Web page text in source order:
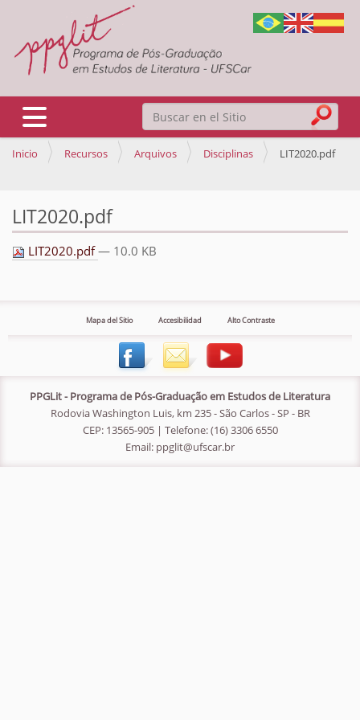
Buscar
Búsqueda Avanzada…
Mostrar/Ocultar navegación
Inicio Recursos Arquivos Disciplinas LIT2020.pdf
LIT2020.pdf
LIT2020.pdf— 10.0 KB
Mapa del Sitio Accesibilidad Alto Contraste
PPGLit - Programa de Pós-Graduação em Estudos de Literatura
Rodovia Washington Luis, km 235 - São Carlos - SP - BR
CEP: 13565-905 | Telefone: (16) 3306 6550
Email: ppglit@ufscar.br